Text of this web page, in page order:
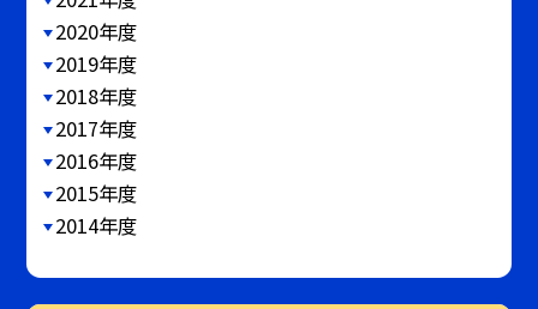
2020年度
2019年度
2018年度
2017年度
2016年度
2015年度
2014年度